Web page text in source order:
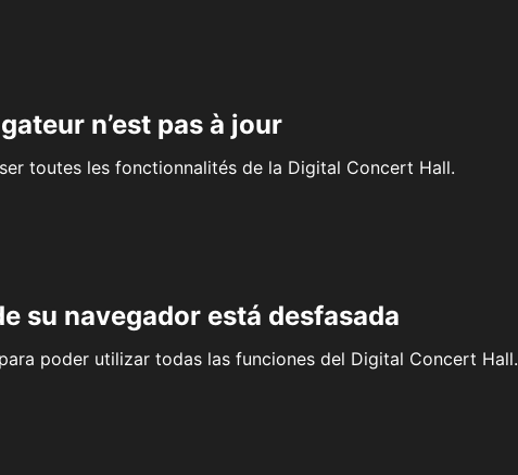
n’est pas à jour
toutes les fonctionnalités de la Digital Concert Hall.
su navegador está desfasada
poder utilizar todas las funciones del Digital Concert Hall.